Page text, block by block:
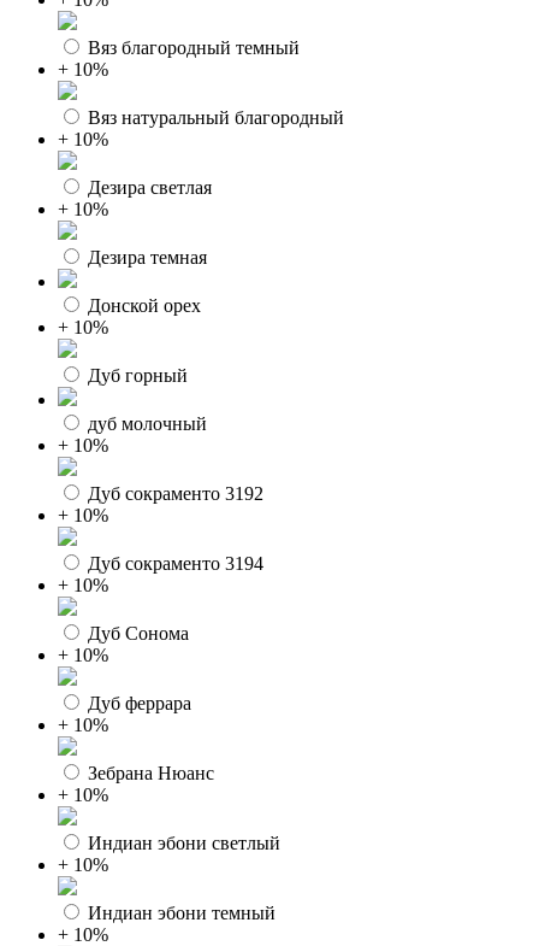
Вяз благородный темный
+ 10%
Вяз натуральный благородный
+ 10%
Дезира светлая
+ 10%
Дезира темная
Донской орех
+ 10%
Дуб горный
дуб молочный
+ 10%
Дуб сокраменто 3192
+ 10%
Дуб сокраменто 3194
+ 10%
Дуб Сонома
+ 10%
Дуб феррара
+ 10%
Зебрана Нюанс
+ 10%
Индиан эбони светлый
+ 10%
Индиан эбони темный
+ 10%